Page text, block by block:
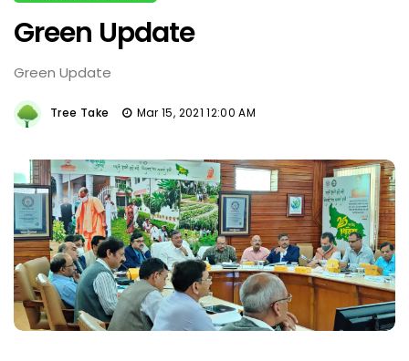
Green Update
Green Update
Tree Take Mar 15, 2021 12:00 AM